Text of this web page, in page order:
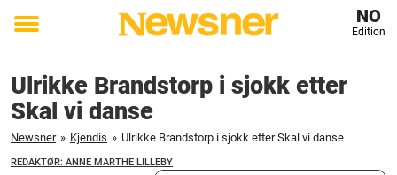
Toggle
NO
Edition
Ulrikke Brandstorp i sjokk etter
Skal vi danse
Newsner » Kjendis » Ulrikke Brandstorp i sjokk etter Skal vi danse
REDAKTØR: ANNE MARTHE LILLEBY